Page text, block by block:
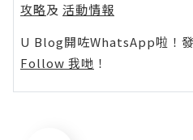
攻略及 活動情報
U Blog開咗WhatsApp啦！發
Follow 我哋 ！